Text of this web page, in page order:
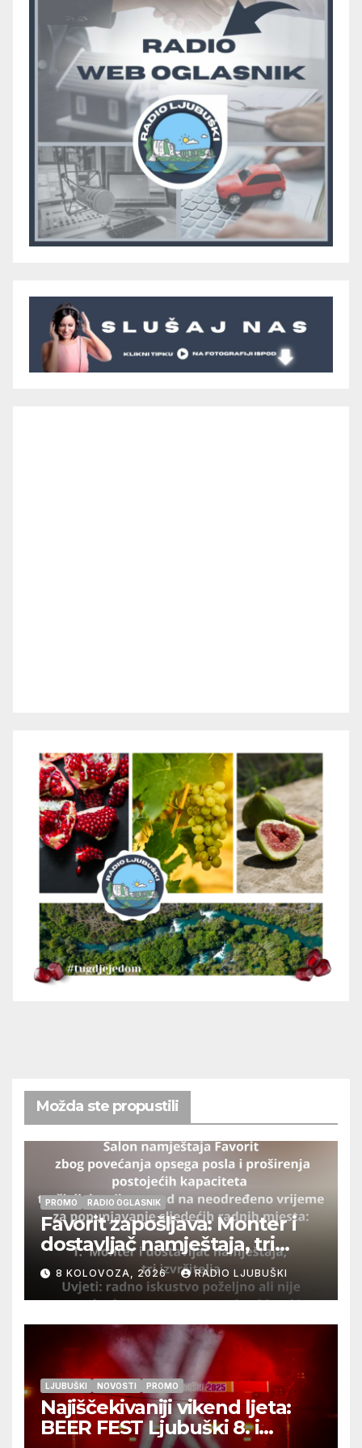
Možda ste propustili
PROMO RADIO OGLASNIK
Favorit zapošljava: Monter i
dostavljač namještaja, tri
izvršitelja
8 KOLOVOZA, 2026 RADIO LJUBUŠKI
LJUBUŠKI NOVOSTI PROMO
Najiščekivaniji vikend ljeta:
BEER FEST Ljubuški 8. i